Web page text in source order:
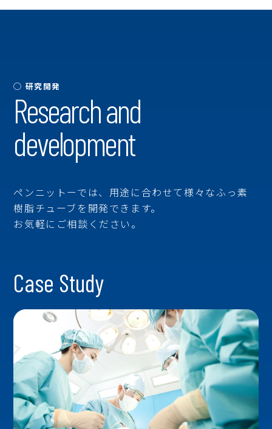
◯ 研究開発
Research and
development
ペンニットーでは、用途に合わせて様々なふっ素
樹脂チューブを開発できます。
お気軽にご相談ください。
Case Study